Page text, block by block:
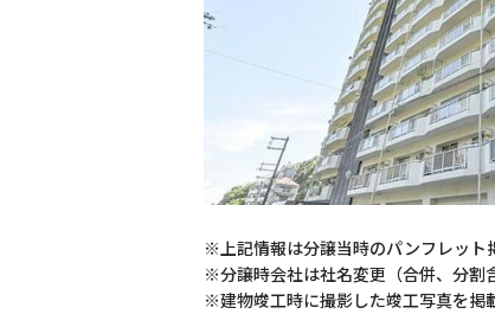
※上記情報は分譲当時のパンフレット
※分譲時会社は社名変更（合併、分割
※建物竣工時に撮影した竣工写真を掲